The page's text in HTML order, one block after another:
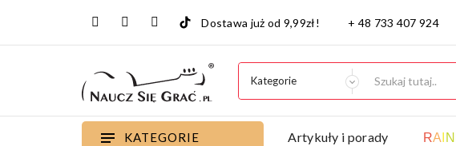
Dostawa już od 9,99zł! + 48 733 407 924
KATEGORIE Artykuły i porady RA N